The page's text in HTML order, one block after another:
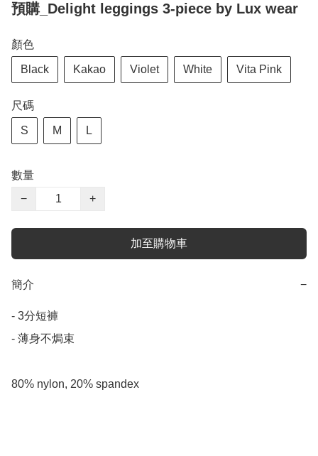
預購_Delight leggings 3-piece by Lux wear
顏色
Black Kakao Violet White Vita Pink
尺碼
S M L
數量
−
+
加至購物車
簡介 −
- 3分短褲
- 薄身不焗束
80% nylon, 20% spandex